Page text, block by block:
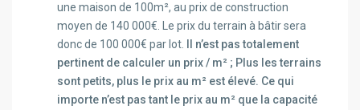
une maison de 100m², au prix de construction
moyen de 140 000€. Le prix du terrain à bâtir sera
donc de 100 000€ par lot.
Il n’est pas totalement
pertinent de calculer un prix / m² ; Plus les terrains
sont petits, plus le prix au m² est élevé. Ce qui
importe n’est pas tant le prix au m² que la capacité